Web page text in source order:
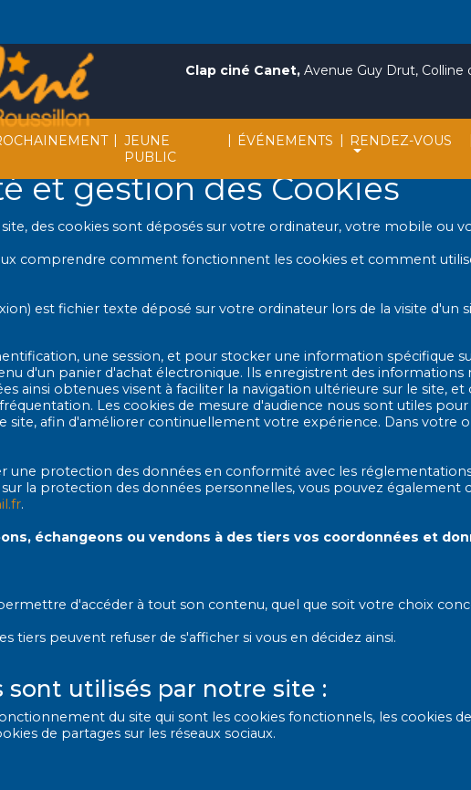
| JEUNE
PUBLIC
| ÉVÉNEMENTS | RENDEZ-VOUS |
Clap ciné Canet, Avenue Guy Drut, Colline
et gestion des Cookies
des cookies sont déposés sur votre ordinateur, votre mobile ou
comprendre comment fonctionnent les cookies et comment
est fichier texte déposé sur votre ordinateur lors de la visite d'un
une session, et pour stocker une information spécifique
d'un panier d'achat électronique. Ils enregistrent des informations
ainsi obtenues visent à faciliter la navigation ultérieure sur le site,
Les cookies de mesure d'audience nous sont utiles
afin d'améliorer continuellement votre expérience. Dans votre
une protection des données en conformité avec les
la protection des données personnelles, vous pouvez également
.
échangeons ou vendons à des tiers vos coordonnées et
d'accéder à tout son contenu, quel que soit votre choix
tiers peuvent refuser de s'afficher si vous en décidez ainsi.
sont utilisés par notre site :
du site qui sont les cookies fonctionnels, les cookies
de partages sur les réseaux sociaux.